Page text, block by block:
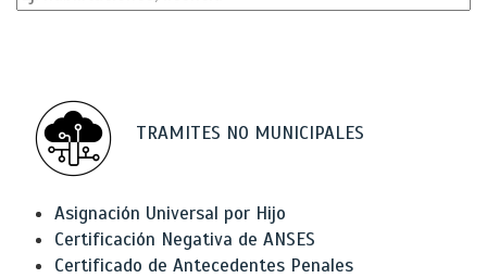
TRAMITES NO MUNICIPALES
Asignación Universal por Hijo
Certificación Negativa de ANSES
Certificado de Antecedentes Penales